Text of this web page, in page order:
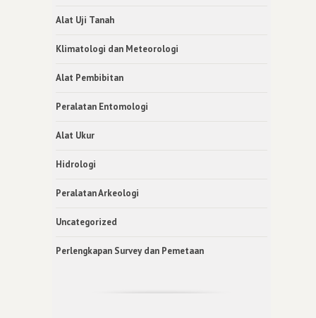
Alat Uji Tanah
Klimatologi dan Meteorologi
Alat Pembibitan
Peralatan Entomologi
Alat Ukur
Hidrologi
Peralatan Arkeologi
Uncategorized
Perlengkapan Survey dan Pemetaan